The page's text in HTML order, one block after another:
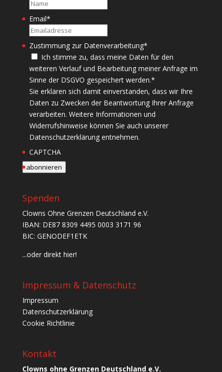
Email*
Zustimmung zur Datenverarbeitung*
Ich stimme zu, dass meine Daten für den
weiteren Verlauf und Bearbeitung meiner Anfrage im
Sinne der DSGVO gespeichert werden.*
Sie erklären sich damit einverstanden, dass wir Ihre
Daten zu Zwecken der Beantwortung Ihrer Anfrage
verarbeiten. Weitere Informationen und
Widerrufshinweise können Sie auch unserer
Datenschutzerklärung entnehmen.
CAPTCHA
abonnieren
Spenden
Clowns Ohne Grenzen Deutschland e.V.
IBAN: DE87 8309 4495 0003 3171 96
BIC: GENODEF1ETK
...oder direkt hier!
Impressum & Datenschutz
Impressum
Datenschutzerklärung
Cookie Richtlinie
Kontakt
Clowns ohne Grenzen Deutschland e.V.